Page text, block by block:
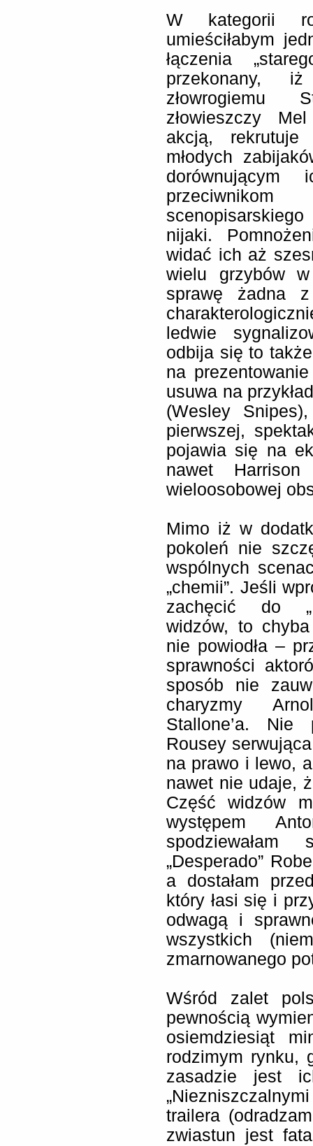
W kategorii
umieściłabym
łączenia
przekonany,
złowrogiemu
złowieszczy
akcją, rekrutuje
młodych
dorównującym
nijaki.
widać ich aż
wielu grzybów
sprawę żadna
ledwie
odbija się to
na
usuwa na
(Wesley
pierwszej,
pojawia się na
nawet
wieloosobowej
Mimo iż w
pokoleń nie
wspólnych
„chemii”. Jeśli
zachęcić do
widzów, to
nie powiodła –
sprawności
sposób nie
charyzmy
Stallone’a.
Rousey
na prawo i lewo,
nawet nie udaje,
Część widzów
występem
„Desperado”
a dostałam
który łasi się i
odwagą i
wszystkich
zmarnowanego
Wśród zalet
pewnością
osiemdziesiąt
rodzimym rynku,
zasadzie jest
trailera
zwiastun jest